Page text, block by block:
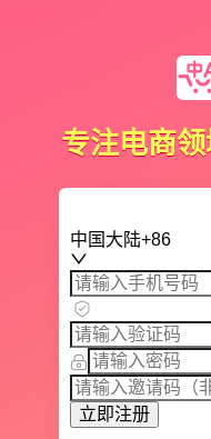
专注电商
中国大陆+86
立即注册